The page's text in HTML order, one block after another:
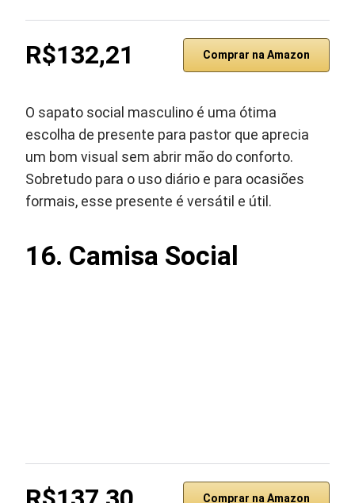
R$132,21 Comprar na Amazon
O sapato social masculino é uma ótima
escolha de presente para pastor que aprecia
um bom visual sem abrir mão do conforto.
Sobretudo para o uso diário e para ocasiões
formais, esse presente é versátil e útil.
16. Camisa Social
Comprar na Amazon